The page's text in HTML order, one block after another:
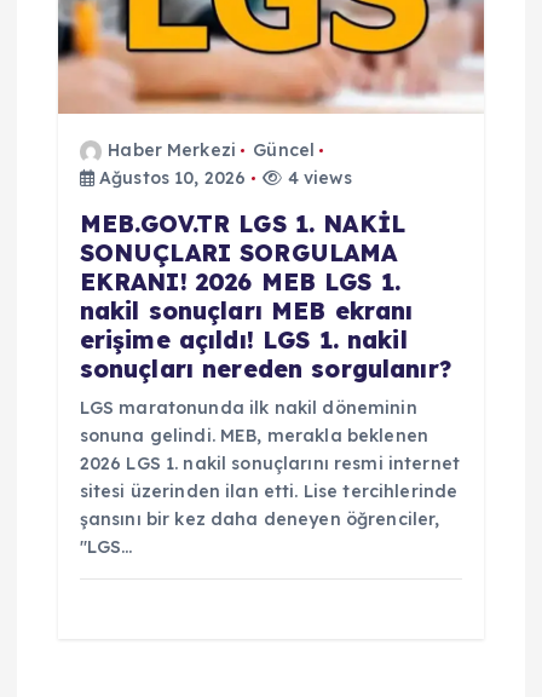
Haber Merkezi
Güncel
Ağustos 10, 2026
4 views
MEB.GOV.TR LGS 1. NAKİL
SONUÇLARI SORGULAMA
EKRANI! 2026 MEB LGS 1.
nakil sonuçları MEB ekranı
erişime açıldı! LGS 1. nakil
sonuçları nereden sorgulanır?
LGS maratonunda ilk nakil döneminin
sonuna gelindi. MEB, merakla beklenen
2026 LGS 1. nakil sonuçlarını resmi internet
sitesi üzerinden ilan etti. Lise tercihlerinde
şansını bir kez daha deneyen öğrenciler,
"LGS…